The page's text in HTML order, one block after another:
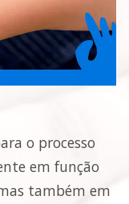
o processo
em função
também em